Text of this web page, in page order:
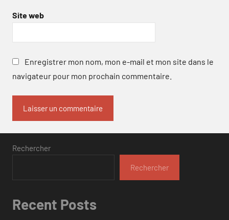
Site web
Enregistrer mon nom, mon e-mail et mon site dans le
navigateur pour mon prochain commentaire.
Rechercher
Rechercher
Recent Posts